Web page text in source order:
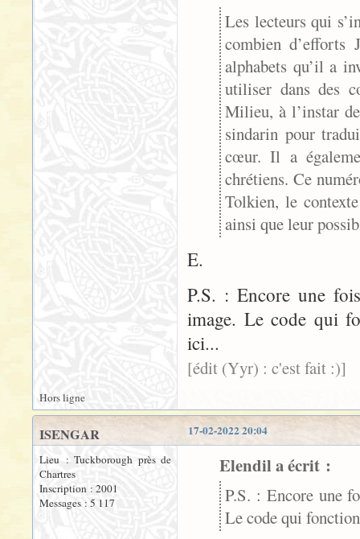
Les lecteurs qui
combien d’efforts
alphabets qu’il a
utiliser dans des
Milieu, à l’instar
sindarin pour
cœur. Il a
chrétiens. Ce
Tolkien, le
ainsi que leur
E.
P.S. : Encore une
image. Le code qui
ici...
[édit (Yyr) : c'est fait :)]
Hors ligne
17-02-2022 20:04
ISENGAR
Lieu : Tuckborough près de
Chartres
Inscription : 2001
Messages : 5 117
Elendil a écrit :
P.S. : Encore une
Le code qui